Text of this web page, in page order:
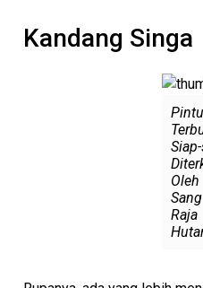
Kandang Singa
Oleh
Sang
Raja